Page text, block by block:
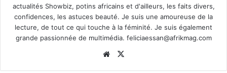
actualités Showbiz, potins africains et d'ailleurs, les faits divers,
confidences, les astuces beauté. Je suis une amoureuse de la
lecture, de tout ce qui touche à la féminité. Je suis également
grande passionnée de multimédia. feliciaessan@afrikmag.com
Website